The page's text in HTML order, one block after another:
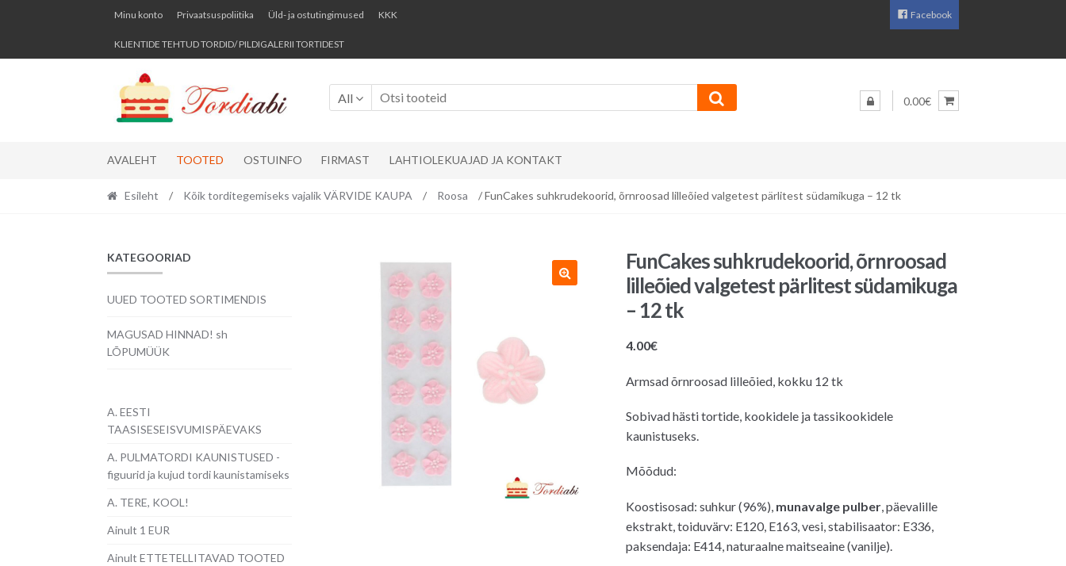
Skip
navigation
Skip
content
Minu konto Privaatsuspoliitika Üld- ja ostutingimused KKK
KLIENTIDE TEHTUD TORDID/ PILDIGALERII TORTIDEST
Facebook
All 0.00€
AVALEHT TOOTED OSTUINFO FIRMAST LAHTIOLEKUAJAD JA KONTAKT
Esileht / Kõik torditegemiseks vajalik VÄRVIDE KAUPA / Roosa / FunCakes suhkrudekoorid, õrnroosad lilleõied valgetest pärlitest südamikuga – 12 tk
FunCakes suhkrudekoorid, õrnroosad
lilleõied valgetest pärlitest südamikuga
– 12 tk
4.00€
Armsad õrnroosad lilleõied, kokku 12 tk
Sobivad hästi tortide, kookidele ja tassikookidele
kaunistuseks.
Mõõdud:
Koostisosad: suhkur (96%), munavalge pulber, päevalille
ekstrakt, toiduvärv: E120, E163, vesi, stabilisaator: E336,
paksendaja: E414, naturaalne maitseaine (vanilje).
KATEGOORIAD
UUED TOOTED SORTIMENDIS
MAGUSAD HINNAD! sh
LÕPUMÜÜK
A. EESTI
TAASISESEISVUMISPÄEVAKS
A. PULMATORDI KAUNISTUSED -
figuurid ja kujud tordi kaunistamiseks
A. TERE, KOOL!
Ainult 1 EUR
Ainult ETTETELLITAVAD TOOTED